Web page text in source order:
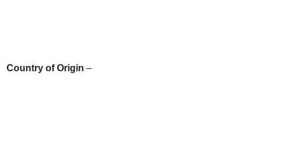
Country of Origin –